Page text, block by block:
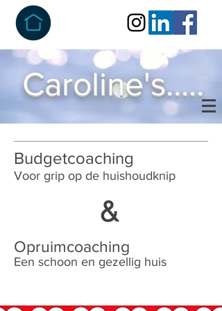
Caroline's.....
Voor grip op de huishoudknip
Budgetcoaching
&
Een schoon en gezellig huis
Opruimcoaching